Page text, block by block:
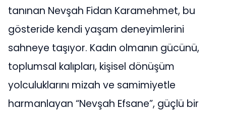
tanınan Nevşah Fidan Karamehmet, bu
gösteride kendi yaşam deneyimlerini
sahneye taşıyor. Kadın olmanın gücünü,
toplumsal kalıpları, kişisel dönüşüm
yolculuklarını mizah ve samimiyetle
harmanlayan “Nevşah Efsane”, güçlü bir